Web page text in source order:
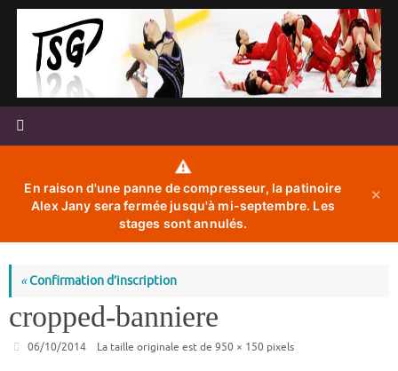
Passer
contenu
⚠️
En raison d'une panne de compresseur, la patinoire
Alex Jany sera fermée jusqu'à mi-septembre. Les
stages sont annulés.
✕
«Confirmation d’inscription
cropped-banniere
06/10/2014 La taille originale est de 950 × 150 pixels